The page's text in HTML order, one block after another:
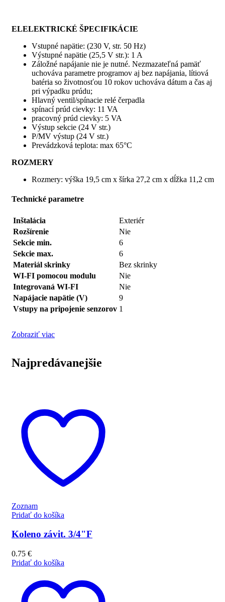
ELELEKTRICKÉ ŠPECIFIKÁCIE
Vstupné napätie: (230 V, str. 50 Hz)
Výstupné napätie (25,5 V str.): 1 A
Záložné napájanie nie je nutné. Nezmazateľná pamäť
uchováva parametre programov aj bez napájania, lítiová
batéria so životnosťou 10 rokov uchováva dátum a čas aj
pri výpadku prúdu;
Hlavný ventil/spínacie relé čerpadla
spínací prúd cievky: 11 VA
pracovný prúd cievky: 5 VA
Výstup sekcie (24 V str.)
P/MV výstup (24 V str.)
Prevádzková teplota: max 65°C
ROZMERY
Rozmery: výška 19,5 cm x šírka 27,2 cm x dĺžka 11,2 cm
Technické parametre
Inštalácia
Exteriér
Rozšírenie
Nie
Sekcie min.
6
Sekcie max.
6
Materiál skrinky
Bez skrinky
WI-FI pomocou modulu
Nie
Integrovaná WI-FI
Nie
Napájacie napätie (V)
9
Vstupy na pripojenie senzorov 1
Zobraziť viac
Najpredávanejšie
Zoznam
Pridať do košíka
Koleno závit. 3/4"F
0.75 €
Pridať do košíka